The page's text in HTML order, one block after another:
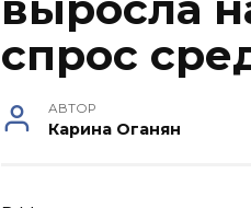
спрос
АВТОР
Карина Оганян